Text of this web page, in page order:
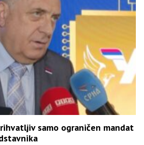
samo ograničen mandat